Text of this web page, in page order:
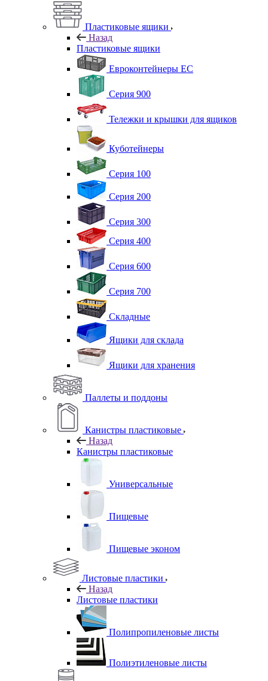
Пластиковые ящики
Назад
Пластиковые ящики
Евроконтейнеры ЕС
Серия 900
Тележки и крышки для ящиков
Куботейнеры
Серия 100
Серия 200
Серия 300
Серия 400
Серия 600
Серия 700
Складные
Ящики для склада
Ящики для хранения
Паллеты и поддоны
Канистры пластиковые
Назад
Канистры пластиковые
Универсальные
Пищевые
Пищевые эконом
Листовые пластики
Назад
Листовые пластики
Полипропиленовые листы
Полиэтиленовые листы